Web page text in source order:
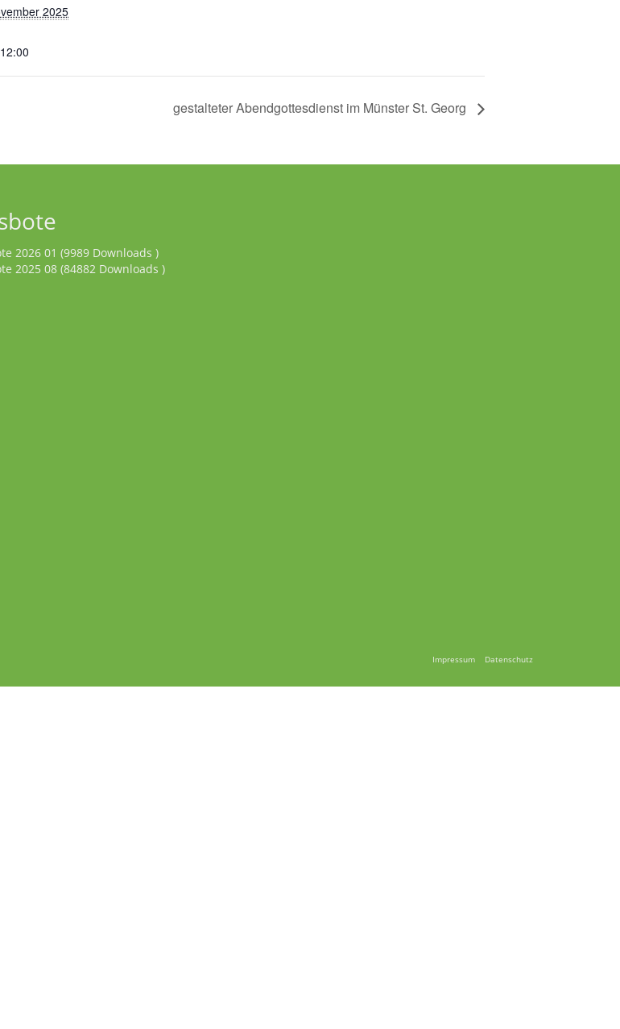
2025
gestalteter Abendgottesdienst im Münster St. Georg
2026 01 (9989 Downloads )
2025 08 (84882 Downloads )
Impressum Datenschutz